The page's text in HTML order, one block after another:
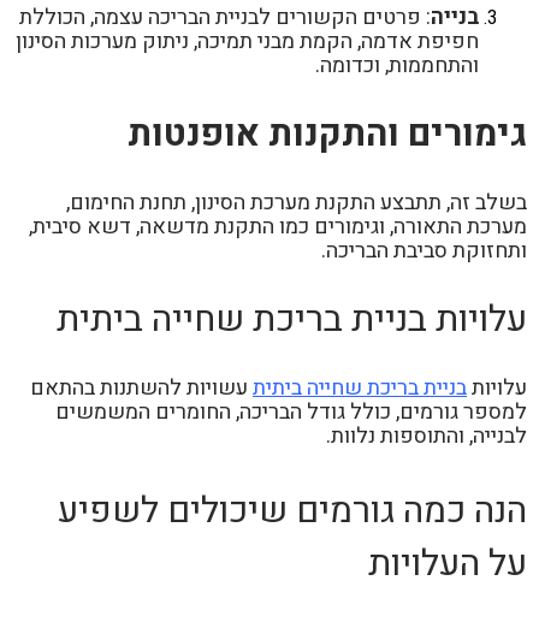
בנייה: פרטים הקשורים לבניית הבריכה עצמה, הכוללת
חפיפת אדמה, הקמת מבני תמיכה, ניתוק מערכות הסינון
והתחממות, וכדומה.
גימורים והתקנות אופנטות
בשלב זה, תתבצע התקנת מערכת הסינון, תחנת החימום,
מערכת התאורה, וגימורים כמו התקנת מדשאה, דשא סיבית,
ותחזוקת סביבת הבריכה.
עלויות בניית בריכת שחייה ביתית
עלויותבניית בריכת שחייה ביתיתעשויות להשתנות בהתאם
למספר גורמים, כולל גודל הבריכה, החומרים המשמשים
לבנייה, והתוספות נלוות.
הנה כמה גורמים שיכולים לשפיע
על העלויות